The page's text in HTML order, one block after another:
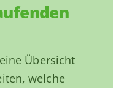
Übersicht
welche